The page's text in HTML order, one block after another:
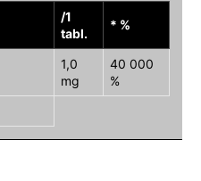
/1
tabl.
* %
1,0
mg
40 000
%